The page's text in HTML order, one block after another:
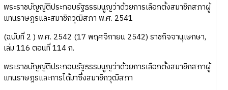
พระราชบัญญัติประกอบรัฐธรรมนูญว่าด้วยการเลือกตั้งสมาชิกสภาผู้
แทนราษฎรและสมาชิกวุฒิสภา พ.ศ. 2541
(ฉบับที่ 2 ) พ.ศ. 2542 (17 พฤศจิกายน 2542) ราชกิจจานุเษกษา,
เล่ม 116 ตอนที่ 114 ก.
พระราชบัญญัติประกอบรัฐธรรมนูญว่าด้วยการเลือกตั้งสมาชิกสภาผู้
แทนราษฎรและการได้มาซึ่งสมาชิกวุฒิสภา